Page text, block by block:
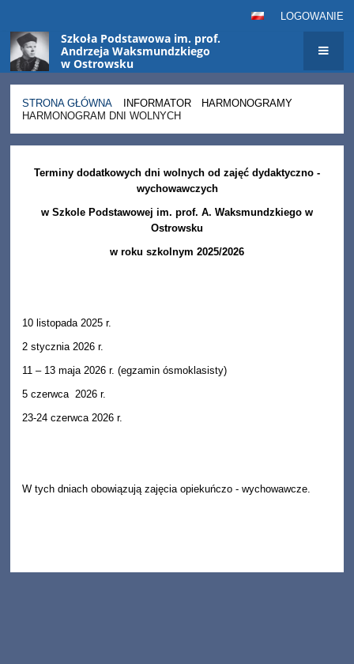
LOGOWANIE
Szkoła Podstawowa im. prof.
Andrzeja Waksmundzkiego
w Ostrowsku
STRONA GŁÓWNA INFORMATOR
HARMONOGRAMY
HARMONOGRAM DNI WOLNYCH
Terminy dodatkowych dni wolnych od zajęć dydaktyczno -
wychowawczych
w Szkole Podstawowej im. prof. A. Waksmundzkiego w
Ostrowsku
w roku szkolnym 2025/2026
10 listopada 2025 r.
2 stycznia 2026 r.
11 – 13 maja 2026 r. (egzamin ósmoklasisty)
5 czerwca 2026 r.
23-24 czerwca 2026 r.
W tych dniach obowiązują zajęcia opiekuńczo - wychowawcze.